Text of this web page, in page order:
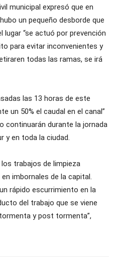
municipal expresó que en
un pequeño desborde que
lugar “se actuó por prevención
para evitar inconvenientes y
todas las ramas, se irá
las 13 horas de este
un 50% el caudal en el canal”
continuarán durante la jornada
y en toda la ciudad.
trabajos de limpieza
imbornales de la capital.
rápido escurrimiento en la
del trabajo que se viene
y post tormenta”,